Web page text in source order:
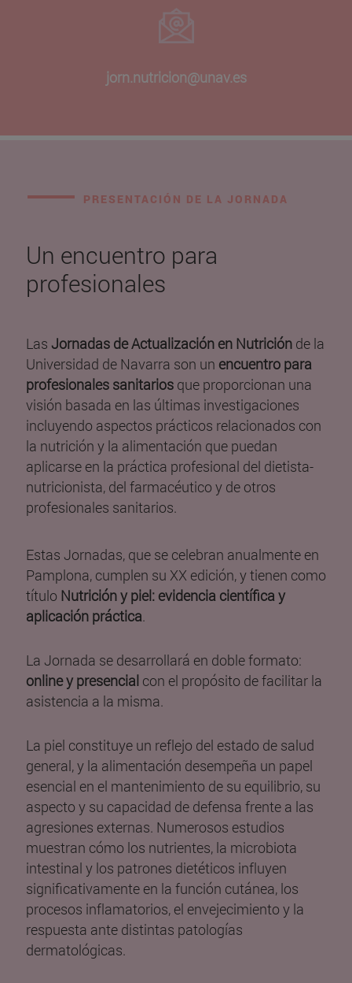
jorn.nutricion@unav.es
PRESENTACIÓN DE LA JORNADA
Un encuentro para
profesionales
Las Jornadas de Actualización en Nutrición de la
Universidad de Navarra son un encuentro para
profesionales sanitarios que proporcionan una
visión basada en las últimas investigaciones
incluyendo aspectos prácticos relacionados con
la nutrición y la alimentación que puedan
aplicarse en la práctica profesional del dietista-
nutricionista, del farmacéutico y de otros
profesionales sanitarios.
Estas Jornadas, que se celebran anualmente en
Pamplona, cumplen su XX edición, y tienen como
título Nutrición y piel: evidencia científica y
aplicación práctica.
La Jornada se desarrollará en doble formato:
online y presencial con el propósito de facilitar la
asistencia a la misma.
La piel constituye un reflejo del estado de salud
general, y la alimentación desempeña un papel
esencial en el mantenimiento de su equilibrio, su
aspecto y su capacidad de defensa frente a las
agresiones externas. Numerosos estudios
muestran cómo los nutrientes, la microbiota
intestinal y los patrones dietéticos influyen
significativamente en la función cutánea, los
procesos inflamatorios, el envejecimiento y la
respuesta ante distintas patologías
dermatológicas.